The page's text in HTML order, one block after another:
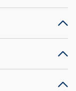
am
in